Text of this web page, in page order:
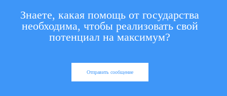
Знаете, какая помощь от государства
необходима, чтобы реализовать свой
потенциал на максимум?
Отправить сообщение